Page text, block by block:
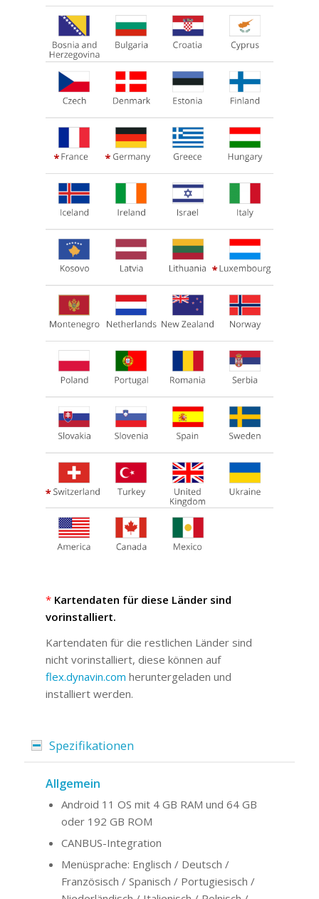
* Kartendaten für diese Länder sind
vorinstalliert.
Kartendaten für die restlichen Länder sind
nicht vorinstalliert, diese können auf
flex.dynavin.com heruntergeladen und
installiert werden.
Spezifikationen
Allgemein
Android 11 OS mit 4 GB RAM und 64 GB
oder 192 GB ROM
CANBUS-Integration
Menüsprache: Englisch / Deutsch /
Französisch / Spanisch / Portugiesisch /